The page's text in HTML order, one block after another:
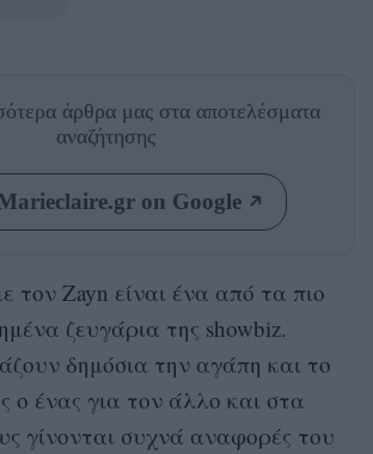
άρθρα μας στα αποτελέσματα
αναζήτησης
on Google
τον Zayn είναι ένα από τα πιο
ζευγάρια της showbiz.
δημόσια την αγάπη και το
ο ένας για τον άλλο και στα
γίνονται συχνά αναφορές του